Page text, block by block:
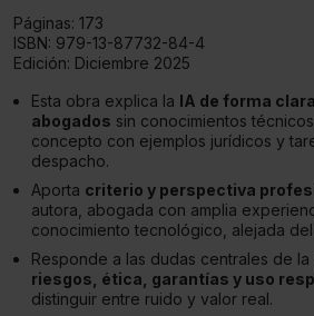
Páginas: 173
ISBN: 979-13-87732-84-4
Edición: Diciembre 2025
Esta obra explica la IA de forma
abogados sin conocimientos
concepto con ejemplos jurídicos y
despacho.
Aporta criterio y perspectiva
autora, abogada con amplia
conocimiento tecnológico, alejada
Responde a las dudas centrales de
riesgos, ética, garantías y uso
distinguir entre ruido y valor real.